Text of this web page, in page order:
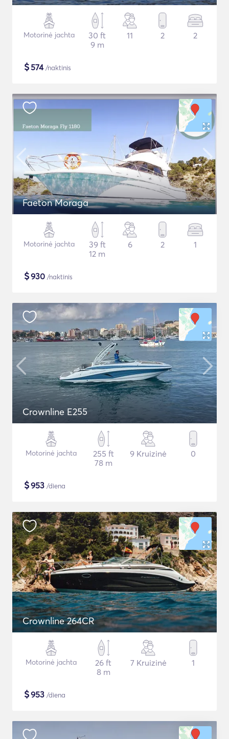
Motorinė jachta
30 ft
9 m
11 2 2
$574/naktinis
Faeton Moraga
Motorinė jachta
39 ft
12 m
6 2 1
$930 /naktinis
Crownline E255
Motorinė jachta
255 ft
78 m
9 Kruizinė 0
$953 /diena
Crownline 264CR
Motorinė jachta
26 ft
8 m
7 Kruizinė 1
$953 /diena